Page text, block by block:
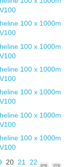
20 21
22